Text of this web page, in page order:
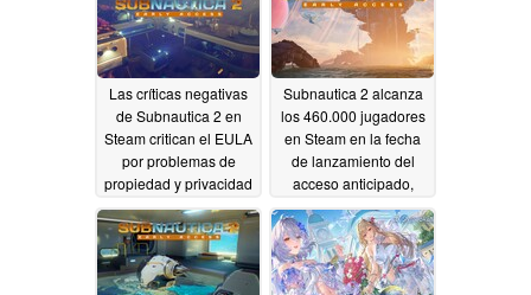
Las críticas negativas
de Subnautica 2 en
Steam critican el EULA
por problemas de
propiedad y privacidad
05/18/2026
Subnautica 2 alcanza
los 460.000 jugadores
en Steam en la fecha
de lanzamiento del
acceso anticipado,
superando a los
juegos AAA05/15/2026